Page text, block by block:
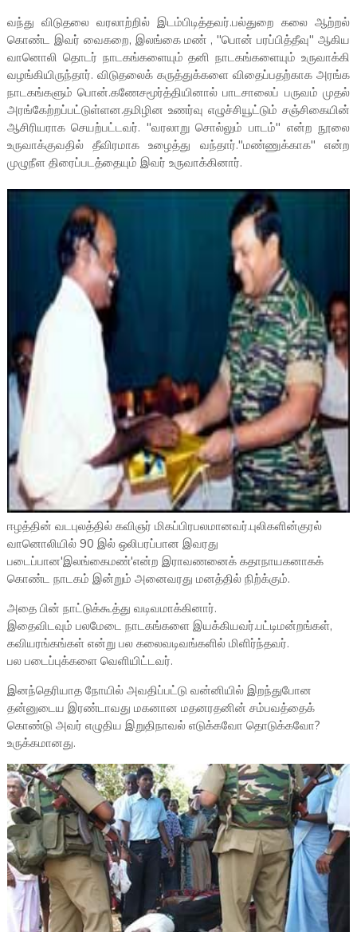
வந்து விடுதலை வரலாற்றில் இடம்பிடித்தவர்.பல்துறை கலை ஆற்றல்
கொண்ட இவர் வைகறை, இலங்கை மண் , "பொன் பரப்பித்தீவு" ஆகிய
வானொலி தொடர் நாடகங்களையும் தனி நாடகங்களையும் உருவாக்கி
வழங்கியிருந்தார். விடுதலைக் கருத்துக்களை விதைப்பதற்காக அரங்க
நாடகங்களும் பொன்.கணேசமூர்த்தியினால் பாடசாலைப் பருவம் முதல்
அரங்கேற்றப்பட்டுள்ளன.தமிழின உணர்வு எழுச்சியூட்டும் சஞ்சிகையின்
ஆசிரியராக செயற்பட்டவர். "வரலாறு சொல்லும் பாடம்" என்ற நூலை
உருவாக்குவதில் தீவிரமாக உழைத்து வந்தார்."மண்ணுக்காக" என்ற
முழுநீள திரைப்படத்தையும் இவர் உருவாக்கினார்.
ஈழத்தின் வடபுலத்தில் கவிஞர் மிகப்பிரபலமானவர்.புலிகளின்குரல்
வானொலியில் 90 இல் ஒலிபரப்பான இவரது
படைப்பான'இலங்கைமண்'என்ற இராவணனைக் கதாநாயகனாகக்
கொண்ட நாடகம் இன்றும் அனைவரது மனத்தில் நிற்க்கும்.
அதை பின் நாட்டுக்கூத்து வடிவமாக்கினார்.
இதைவிடவும் பலமேடை நாடகங்களை இயக்கியவர்.பட்டிமன்றங்கள்,
கவியரங்கங்கள் என்று பல கலைவடிவங்களில் மிளிர்ந்தவர்.
பல படைப்புக்களை வெளியிட்டவர்.
இனந்தெரியாத நோயில் அவதிப்பட்டு வன்னியில் இறந்துபோன
தன்னுடைய இரண்டாவது மகனான மதனரதனின் சம்பவத்தைக்
கொண்டு அவர் எழுதிய இறுதிநாவல் எடுக்கவோ தொடுக்கவோ?
உருக்கமானது.